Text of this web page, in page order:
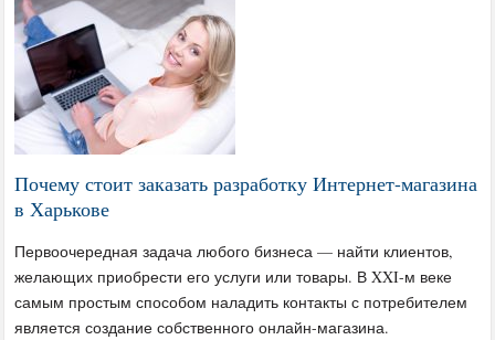
Почему стоит заказать разработку Интернет-магазина
в Харькове
Первоочередная задача любого бизнеса — найти клиентов,
желающих приобрести его услуги или товары. В XXI-м веке
самым простым способом наладить контакты с потребителем
является создание собственного онлайн-магазина.